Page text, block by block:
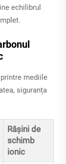
echilibrul
mediile
siguranța
Rășini de
schimb
ionic